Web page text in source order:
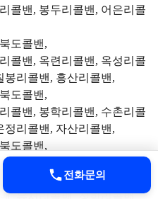
콜밴, 봉두리콜밴, 어은리콜
도콜밴,
콜밴, 옥련리콜밴, 옥성리콜
봉리콜밴, 흥산리콜밴,
도콜밴,
콜밴, 봉학리콜밴, 수촌리콜
정리콜밴, 자산리콜밴,
도콜밴,
콜밴, 동암리콜밴, 문방리콜
리콜밴, 소학리콜밴, 신부
, 유서리콜밴, 장학리콜밴,
전화문의